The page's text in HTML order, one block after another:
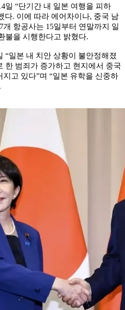
일 “단기간 내 일본 여행을 피하
다. 이에 따라 에어차이나, 중국 남
항공사는 15일부터 연말까지 일
불을 시행한다고 밝혔다.
“일본 내 치안 상황이 불안정해졌
한 범죄가 증가하고 현지에서 중국
고 있다”며 “일본 유학을 신중하